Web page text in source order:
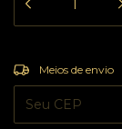
Entregas para o CEP:
Meios de envio